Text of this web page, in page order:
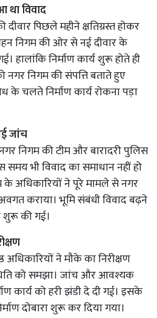
था विवाद
पिछले महीने क्षतिग्रस्त होकर
निगम की ओर से नई दीवार के
हालांकि निर्माण कार्य शुरू होते ही
निगम की संपत्ति बताते हुए
के चलते निर्माण कार्य रोकना पड़ा
जांच
निगम की टीम और बारादरी पुलिस
भी विवाद का समाधान नहीं हो
अधिकारियों ने पूरे मामले से नगर
कराया। भूमि संबंधी विवाद बढ़ने
शुरू की गई।
अधिकारियों ने मौके का निरीक्षण
को समझा। जांच और आवश्यक
कार्य को हरी झंडी दे दी गई। इसके
दोबारा शुरू कर दिया गया।